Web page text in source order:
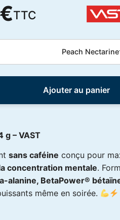
€TTC
Peach Nectarine
Ajouter au panier
g –VAST
sans caféine conçu pour
concentration mentale.
alanine, BetaPower®
même en soirée.